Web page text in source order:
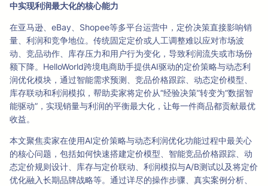
中实现利润最大化的核心能力
在亚马逊、eBay、Shopee等多平台运营中，定价决策直接影响销
量、利润和竞争地位。传统固定定价或人工调整难以应对市场波
动、竞品动作、库存压力和用户行为变化，导致利润流失或市场份
额下降。HelloWorld跨境电商助手提供AI驱动的定价策略与动态利
润优化模块，通过智能需求预测、竞品价格跟踪、动态定价模型、
库存联动和利润模拟，帮助卖家将定价从“经验决策”转变为“数据智
能驱动”，实现销量与利润的平衡最大化，让每一件商品都贡献最优
收益。
本文聚焦卖家在使用AI定价策略与动态利润优化功能过程中最关心
的核心问题，包括如何快速搭建定价模型、智能竞品价格跟踪、动
态定价规则设计、库存与定价联动、利润模拟与A/B测试以及将定价
优化融入长期品牌战略等。通过详尽的操作步骤、真实案例分析、